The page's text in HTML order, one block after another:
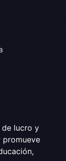
de lucro y
promueve